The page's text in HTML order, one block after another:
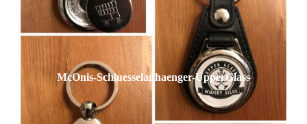
McOnis-Schluesselanhaenger-UpperGlass